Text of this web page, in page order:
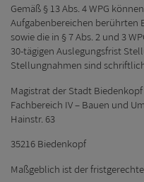
Gemäß § 13 Abs. 4 WPG
Aufgabenbereichen berührten
sowie die in § 7 Abs. 2 und 3
30-tägigen Auslegungsfrist
Stellungnahmen sind
Magistrat der Stadt Biedenkopf
Fachbereich IV – Bauen und
Hainstr. 63
35216 Biedenkopf
Maßgeblich ist der